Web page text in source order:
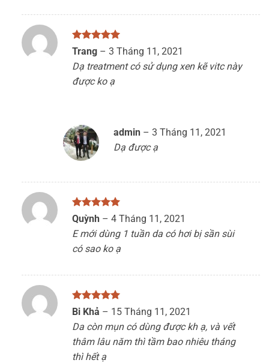
Được xếp
hạng5
sao
Trang – 3 Tháng 11, 2021
Dạ treatment có sử dụng xen kẽ vitc này
được ko ạ
admin – 3 Tháng 11, 2021
Dạ được ạ
Được xếp
hạng
sao
Quỳnh – 4 Tháng 11, 2021
E mới dùng 1 tuần da có hơi bị sần sùi
có sao ko ạ
Được xếp
sao
Bi Khả – 15 Tháng 11, 2021
Da còn mụn có dùng được kh ạ, và vết
thâm lâu năm thì tầm bao nhiêu tháng
thì hết ạ